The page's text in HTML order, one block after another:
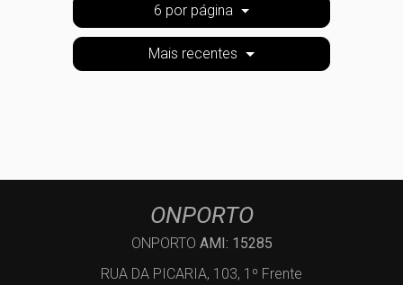
6 por página
Mais recentes
ONPORTO
ONPORTO AMI: 15285
RUA DA PICARIA, 103, 1º Frente